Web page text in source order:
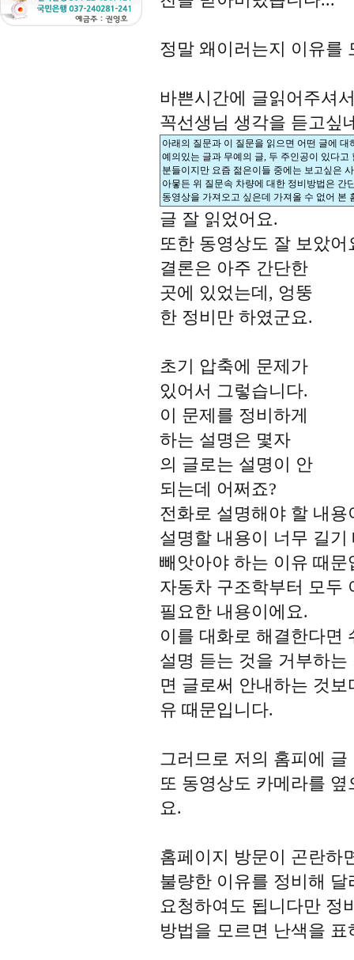
정말 왜이러는지 이유를
바쁜시간에 글읽어주셔
꼭선생님 생각을 듣고싶
아래의 질문과 이 질문을 읽으면 어떤 글에
예의있는 글과 무예의 글, 두 주인공이 있다
분들이지만 요즘 젊은이들 중에는 보고싶은
아뭏든 위 질문속 차량에 대한 정비방법은 간
동영상을 가져오고 싶은데 가져올 수 없어 본
글 잘 읽었어요.
또한 동영상도 잘 보았어
결론은 아주 간단한
곳에 있었는데, 엉뚱
한 정비만 하였군요.
초기 압축에 문제가
있어서 그렇습니다.
이 문제를 정비하게
하는 설명은 몇자
의 글로는 설명이 안
되는데 어쩌죠?
전화로 설명해야 할 내용
설명할 내용이 너무 길
빼앗아야 하는 이유 때문
자동차 구조학부터 모두
필요한 내용이에요.
이를 대화로 해결한다면
설명 듣는 것을 거부하
면 글로써 안내하는 것
유 때문입니다.
그러므로 저의 홈피에
또 동영상도 카메라를
요.
홈페이지 방문이 곤란하
불량한 이유를 정비해 달
요청하여도 됩니다만 정
방법을 모르면 난색을 표